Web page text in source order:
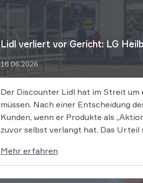
Lidl verliert vor Gericht: LG
16.06.2026
Der Discounter Lidl hat im Streit
müssen. Nach einer Entscheidung
Kunden, wenn er Produkte als
zuvor selbst verlangt hat. Das Urteil
Mehr erfahren